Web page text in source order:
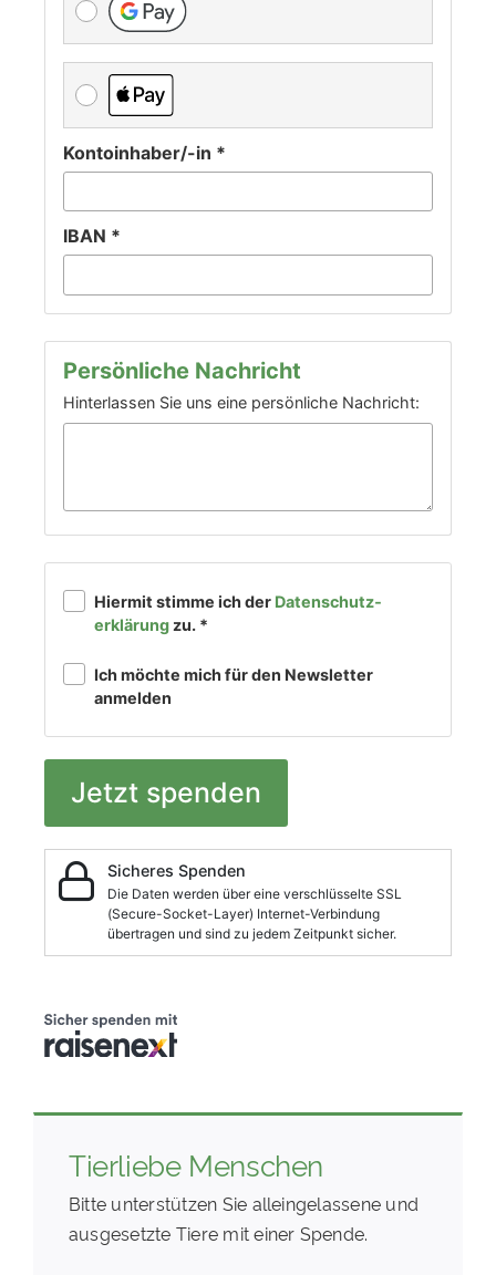
Tierliebe Menschen
Bitte unterstützen Sie alleingelassene und
ausgesetzte Tiere mit einer Spende.